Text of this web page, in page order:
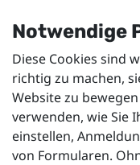
Notwendige
Diese Cookies sind
richtig zu machen,
Website zu
verwenden, wie Sie
einstellen,
von Formularen.